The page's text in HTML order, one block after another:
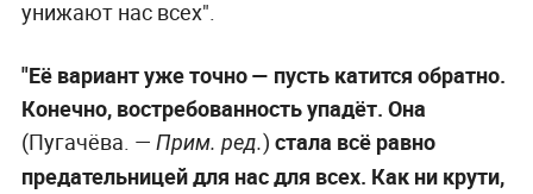
унижают нас всех".
"Её вариант уже точно — пусть катится обратно.
Конечно, востребованность упадёт. Она
(Пугачёва. — Прим. ред.) стала всё равно
предательницей для нас для всех. Как ни крути,